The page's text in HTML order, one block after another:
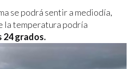
se podrá sentir a mediodía,
la temperatura podría
24 grados.